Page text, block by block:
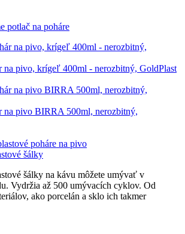
potlač na poháre
na pivo, krígeľ 400ml - nerozbitný, GoldPlast
na pivo BIRRA 500ml, nerozbitný,
šálky
šálky na kávu môžete umývať v
Vydržia až 500 umývacích cyklov. Od
ako porcelán a sklo ich takmer